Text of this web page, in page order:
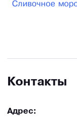
Сливочное
Контакты
Адрес: